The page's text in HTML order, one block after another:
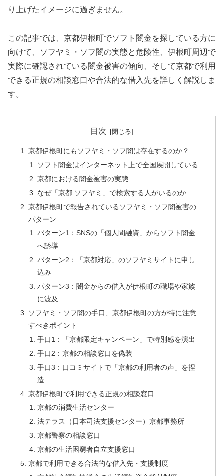
り上げたイメージに過ぎません。
この記事では、京都伊根町でソフト闇金を探している方に
向けて、ソフヤミ・ソフ闇の実態と危険性、伊根町周辺で
実際に確認されている闇金被害の傾向、そして京都で利用
できる正規の相談窓口や合法的な借入先を詳しく解説しま
す。
目次
京都伊根町にもソフヤミ・ソフ闇は存在するのか？
ソフト闇金はインターネット上で全国展開している
京都における闇金被害の実態
なぜ「京都 ソフヤミ」で検索する人がいるのか
京都伊根町で報告されているソフヤミ・ソフ闇被害の
パターン
パターン1：SNSの「個人間融資」からソフト闇金
へ誘導
パターン2：「京都対応」のソフヤミサイトに申し
込み
パターン3：闇金からの借入が伊根町の職場や家族
に波及
ソフヤミ・ソフ闇の手口、京都伊根町の方が特に注意
すべきポイント
手口1：「京都限定キャンペーン」で特別感を演出
手口2：京都の相談窓口を偽装
手口3：口コミサイトで「京都の利用者の声」を捏
造
京都伊根町で利用できる正規の相談窓口
京都の消費生活センター
法テラス（日本司法支援センター）京都事務所
京都警察の相談窓口
京都の生活困窮者自立支援窓口
京都で利用できる合法的な借入先・支援制度